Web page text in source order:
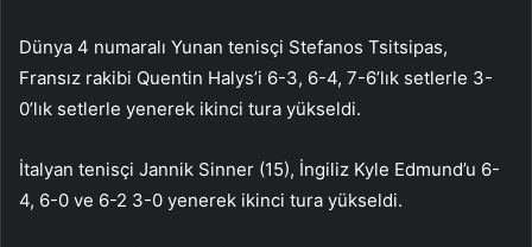
Dünya 4 numaralı Yunan tenisçi Stefanos Tsitsipas,
Fransız rakibi Quentin Halys’i 6-3, 6-4, 7-6’lık setlerle 3-
0’lık setlerle yenerek ikinci tura yükseldi.
İtalyan tenisçi Jannik Sinner (15), İngiliz Kyle Edmund’u 6-
4, 6-0 ve 6-2 3-0 yenerek ikinci tura yükseldi.